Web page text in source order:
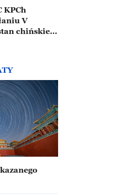
KPCh
V
chińskiej